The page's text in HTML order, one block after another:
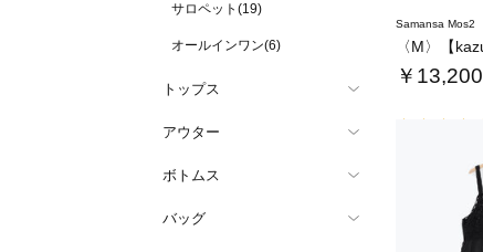
サロペット(19)
オールインワン(6)
トップス
アウター
ボトムス
バッグ
Samansa Mos2
￥13,200